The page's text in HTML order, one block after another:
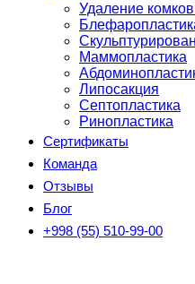
Удаление
Маммопластика
Липосакция
Септопластика
Ринопластика
Сертификаты
Команда
Отзывы
Блог
+998 (55) 510-99-00